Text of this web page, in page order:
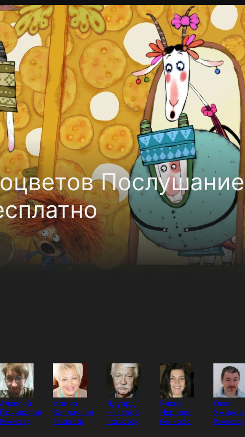
Послушание
Алексей
Почивалов
Режиссёр
Ирина
Капличная
Режиссёр
Эдуард
Назаров
Режиссёр
Елена
Чернова
Режиссёр
Олег
Ужинов
Режиссёр
Для партнёров
Открыть приложение